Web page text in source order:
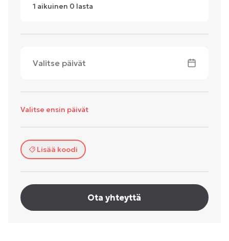
1 aikuinen 0 lasta
Valitse päivät
Valitse ensin päivät
Lisää koodi
Ota yhteyttä